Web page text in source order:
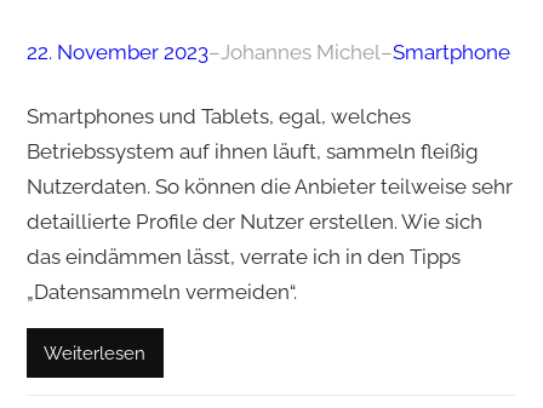
22. November 2023–Johannes Michel–Smartphone
Smartphones und Tablets, egal, welches
Betriebssystem auf ihnen läuft, sammeln fleißig
Nutzerdaten. So können die Anbieter teilweise sehr
detaillierte Profile der Nutzer erstellen. Wie sich
das eindämmen lässt, verrate ich in den Tipps
„Datensammeln vermeiden“.
Weiterlesen